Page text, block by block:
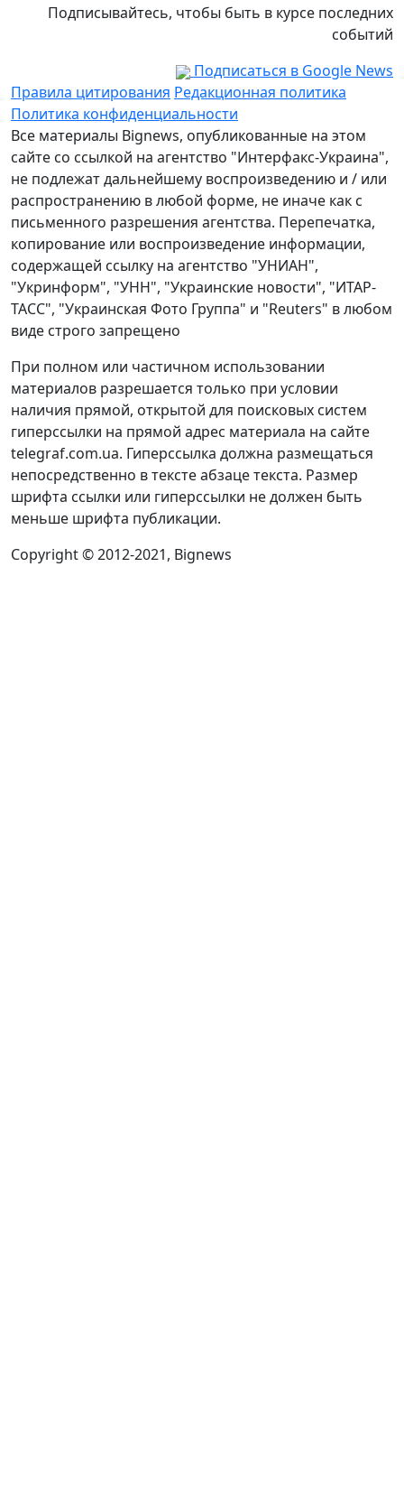
Подписывайтесь, чтобы быть в курсе последних
событий
Подписаться в Google News
Правила цитирования Редакционная политика
Политика конфиденциальности
Все материалы Bignews, опубликованные на этом
сайте со ссылкой на агентство "Интерфакс-Украина",
не подлежат дальнейшему воспроизведению и / или
распространению в любой форме, не иначе как с
письменного разрешения агентства. Перепечатка,
копирование или воспроизведение информации,
содержащей ссылку на агентство "УНИАН",
"Укринформ", "УНН", "Украинские новости", "ИТАР-
ТАСС", "Украинская Фото Группа" и "Reuters" в любом
виде строго запрещено
При полном или частичном использовании
материалов разрешается только при условии
наличия прямой, открытой для поисковых систем
гиперссылки на прямой адрес материала на сайте
telegraf.com.ua. Гиперссылка должна размещаться
непосредственно в тексте абзаце текста. Размер
шрифта ссылки или гиперссылки не должен быть
меньше шрифта публикации.
Copyright © 2012-2021, Bignews